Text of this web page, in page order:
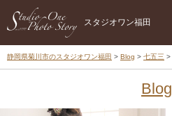
スタジオワン福田
静岡県菊川市のスタジオワン福田 Blog 七五三
Blog